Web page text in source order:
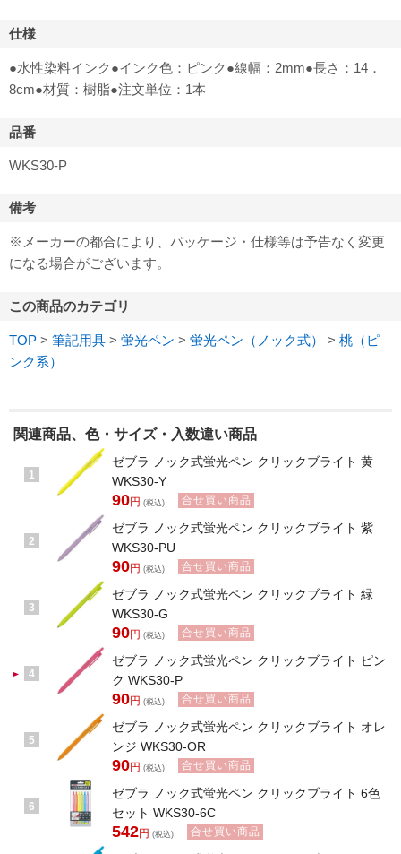
仕様
●水性染料インク●インク色：ピンク●線幅：2mm●長さ：14．
8cm●材質：樹脂●注文単位：1本
品番
WKS30-P
備考
※メーカーの都合により、パッケージ・仕様等は予告なく変更
になる場合がございます。
この商品のカテゴリ
TOP > 筆記用具 > 蛍光ペン > 蛍光ペン（ノック式） > 桃（ピ
ンク系）
関連商品、色・サイズ・入数違い商品
1
ゼブラ ノック式蛍光ペン クリックブライト 黄
WKS30-Y
90円 (税込) 合せ買い商品
2
ゼブラ ノック式蛍光ペン クリックブライト 紫
WKS30-PU
90円 (税込) 合せ買い商品
3
ゼブラ ノック式蛍光ペン クリックブライト 緑
WKS30-G
90円 (税込) 合せ買い商品
4
ゼブラ ノック式蛍光ペン クリックブライト ピン
ク WKS30-P
90円 (税込) 合せ買い商品
5
ゼブラ ノック式蛍光ペン クリックブライト オレ
ンジ WKS30-OR
90円 (税込) 合せ買い商品
6
ゼブラ ノック式蛍光ペン クリックブライト 6色
セット WKS30-6C
542円 (税込) 合せ買い商品